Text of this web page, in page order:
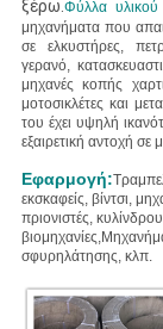
ξέρω.Φύλλα υλικού
μηχανήματα που
σε ελκυστήρες,
γερανό,
μηχανές κοπής
μοτοσικλέτες και
του έχει υψηλή
εξαιρετική αντοχή σε
Εφαρμογή:
εκσκαφείς, βίντσι,
πριονιστές,
σφυρηλάτησης, κλπ.